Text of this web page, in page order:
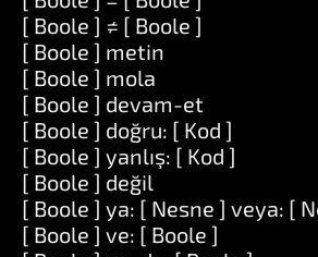
[ Boole ] ≠ [ Boole ]
[ Boole ] metin
[ Boole ] mola
[ Boole ] devam-et
[ Boole ] doğru: [ Kod ]
[ Boole ] yanlış: [ Kod ]
[ Boole ] değil
[ Boole ] ya: [ Nesne ] veya: [
[ Boole ] ve: [ Boole ]